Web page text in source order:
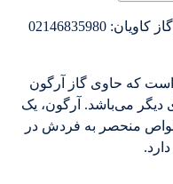
خرید سیلندر آرگون از شرکت سپهر گاز کاویان: 02146835980
که حاوی گاز آرگون
دیگر می‌باشد. آرگون، یک
منحصر به فردش در